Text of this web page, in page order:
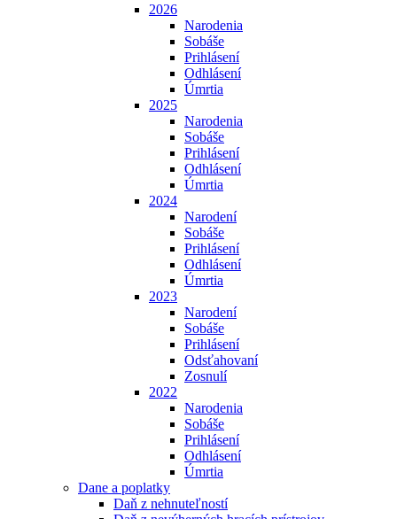
2026
Narodenia
Sobáše
Prihlásení
Odhlásení
Úmrtia
2025
Narodenia
Sobáše
Prihlásení
Odhlásení
Úmrtia
2024
Narodení
Sobáše
Prihlásení
Odhlásení
Úmrtia
2023
Narodení
Sobáše
Prihlásení
Odsťahovaní
Zosnulí
2022
Narodenia
Sobáše
Prihlásení
Odhlásení
Úmrtia
Dane a poplatky
Daň z nehnuteľností